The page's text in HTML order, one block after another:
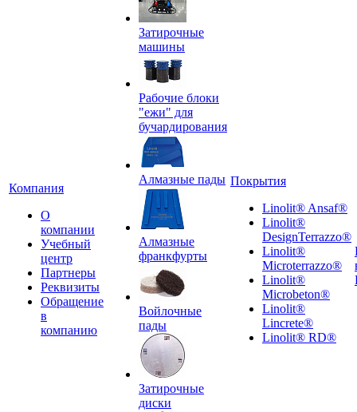
Компания
О
компании
Учебный
центр
Партнеры
Реквизиты
Обращение
в
компанию
Затирочные
машины
Рабочие блоки
"ежи" для
бучардирования
Алмазные пады
Алмазные
франкфурты
Войлочные
пады
Затирочные
диски
Покрытия
Linolit® Ansaf®
Linolit®
DesignTerrazzo®
Linolit®
Microterrazzo®
Linolit®
Microbeton®
Linolit®
Lincrete®
Linolit® RD®